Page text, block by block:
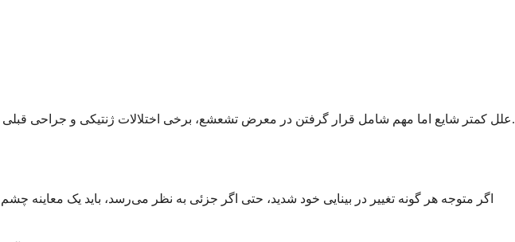
علل کمتر شایع اما مهم شامل قرار گرفتن در معرض تشعشع، برخی اختلالات ژنتیکی و جراحی قبلی چشم است. برخی از نوزادان به دلیل عفونت در دوران بارداری یا شرایط ژنتیکی با آب مروارید متولد می‌شوند.
اگر متوجه هر گونه تغییر در بینایی خود شدید، حتی اگر جزئی به نظر می‌رسد، باید یک